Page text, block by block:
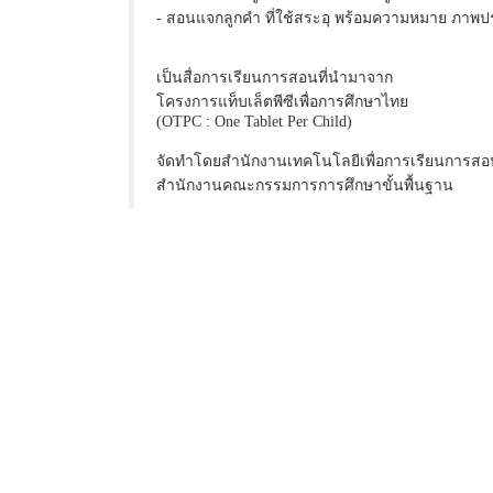
- สอนแจกลูกคำ ที่ใช้สระอุ พร้อมความหมาย ภาพป
เป็นสื่อการเรียนการสอนที่นำมาจาก
โครงการแท็บเล็ตพีซีเพื่อการศึกษาไทย
(OTPC : One Tablet Per Child)
จัดทำโดยสำนักงานเทคโนโลยีเพื่อการเรียนการส
สำนักงานคณะกรรมการการศึกษาขั้นพื้นฐาน